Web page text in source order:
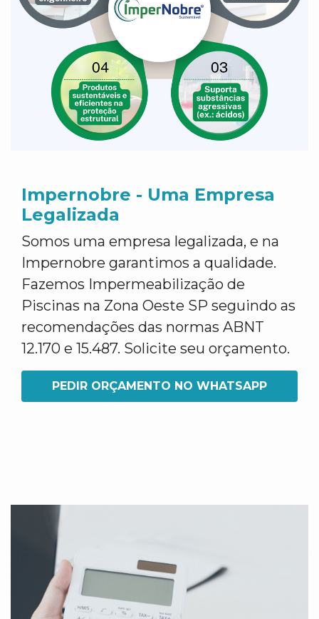
Impernobre - Uma Empresa
Legalizada
Somos uma empresa legalizada, e na
Impernobre garantimos a qualidade.
Fazemos Impermeabilização de
Piscinas na Zona Oeste SP seguindo as
recomendações das normas ABNT
12.170 e 15.487. Solicite seu orçamento.
PEDIR ORÇAMENTO NO WHATSAPP